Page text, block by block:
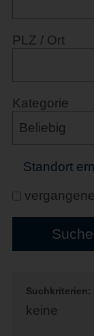
PLZ / Ort
Kategorie
Standort
Suchkriterien:
keine